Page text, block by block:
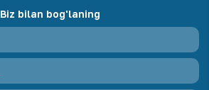
Biz bilan bog'laning